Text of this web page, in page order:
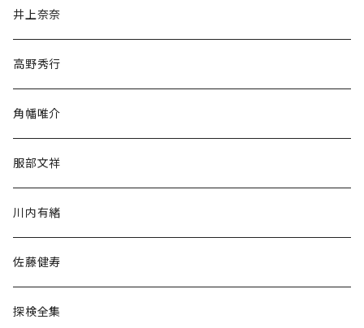
文学・小説・物語
随筆・ノンフィクション・その他
民族・風習
井上奈奈
高野秀行
角幡唯介
服部文祥
川内有緒
佐藤健寿
探検全集